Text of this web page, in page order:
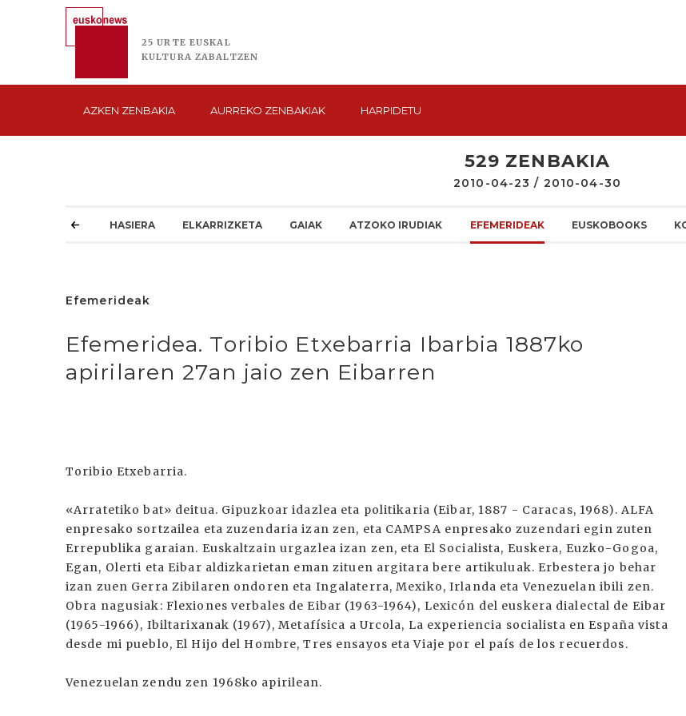
25 URTE EUSKAL
KULTURA ZABALTZEN
AZKEN ZENBAKIA AURREKO ZENBAKIAK HARPIDETU
529 ZENBAKIA
2010-04-23 / 2010-04-30
HASIERA ELKARRIZKETA GAIAK ATZOKO IRUDIAK EFEMERIDEAK EUSKOBOOKS
Efemerideak
Efemeridea. Toribio Etxebarria Ibarbia 1887ko
apirilaren 27an jaio zen Eibarren
Toribio Etxebarria.
«Arratetiko bat» deitua. Gipuzkoar idazlea eta politikaria (Eibar, 1887 - Caracas, 1968). ALFA
enpresako sortzailea eta zuzendaria izan zen, eta CAMPSA enpresako zuzendari egin zuten
Errepublika garaian. Euskaltzain urgazlea izan zen, eta El Socialista, Euskera, Euzko-Gogoa,
Egan, Olerti eta Eibar aldizkarietan eman zituen argitara bere artikuluak. Erbestera jo behar
izan zuen Gerra Zibilaren ondoren eta Ingalaterra, Mexiko, Irlanda eta Venezuelan ibili zen.
Obra nagusiak: Flexiones verbales de Eibar (1963-1964), Lexicón del euskera dialectal de Eibar
(1965-1966), Ibiltarixanak (1967), Metafísica a Urcola, La experiencia socialista en España vista
desde mi pueblo, El Hijo del Hombre, Tres ensayos eta Viaje por el país de los recuerdos.
Venezuelan zendu zen 1968ko apirilean.